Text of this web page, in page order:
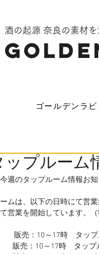
酒の起源 奈良の素材
ゴールデンラ
ップルーム
週のタップルーム情報お知
ムは、以下の日時にて営業
営業を開始しています。
　 販売：10～17時　タッ
　  販売：10～17時　タ